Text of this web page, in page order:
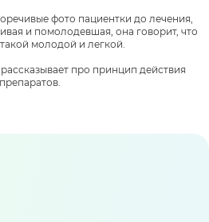
фото пациентки до лечения,
и помолодевшая, она говорит, что
молодой и легкой.
про принцип действия